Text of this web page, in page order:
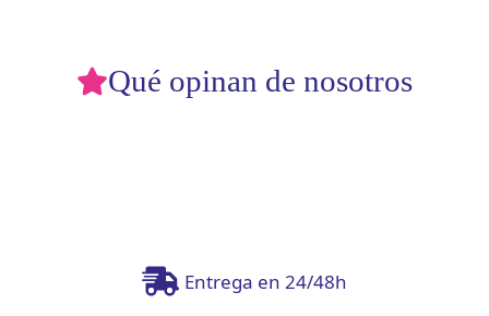
Qué opinan de nosotros
Entrega en 24/48h